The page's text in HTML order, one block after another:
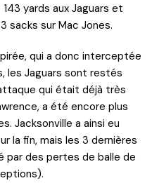
yards aux Jaguars et
sacks sur Mac Jones.
qui a donc interceptée
les Jaguars sont restés
qui était déjà très
a été encore plus
Jacksonville a ainsi eu
la fin, mais les 3 dernières
par des pertes de balle de